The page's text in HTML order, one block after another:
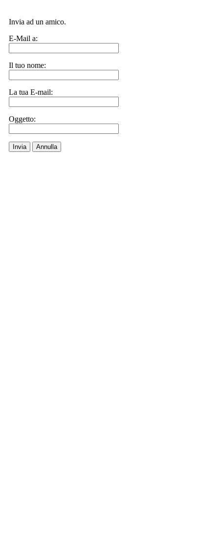
Invia ad un amico.
E-Mail a:
Il tuo nome:
La tua E-mail:
Oggetto:
Invia Annulla